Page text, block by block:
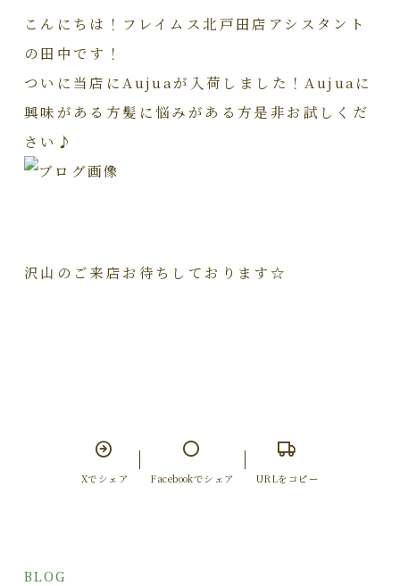
こんにちは！フレイムス北戸田店アシスタント
の田中です！
ついに当店にAujuaが入荷しました！Aujuaに
興味がある方髪に悩みがある方是非お試しくだ
さい♪
沢山のご来店お待ちしております☆
Xでシェア Facebookでシェア URLをコピー
BLOG